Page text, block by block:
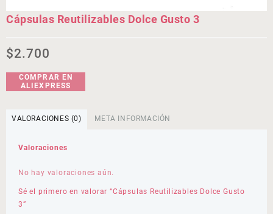
Cápsulas Reutilizables Dolce Gusto 3
$2.700
COMPRAR EN
ALIEXPRESS
VALORACIONES (0) META INFORMACIÓN
Valoraciones
No hay valoraciones aún.
Sé el primero en valorar “Cápsulas Reutilizables Dolce Gusto
3”